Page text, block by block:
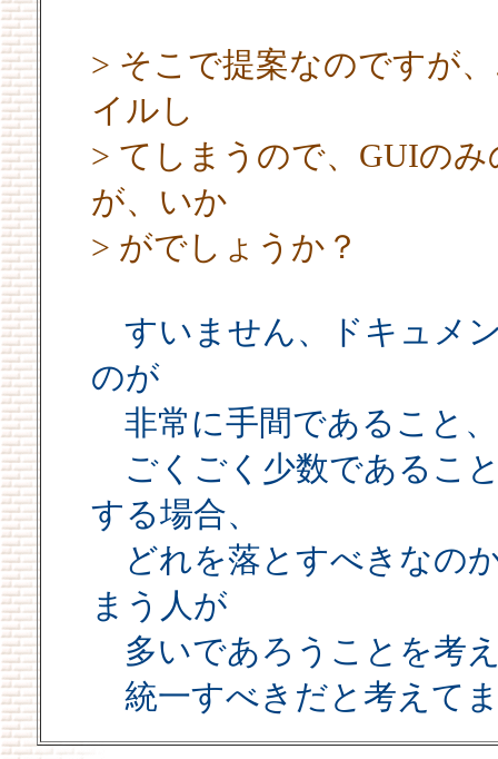
> そこで提案なのですが
イルし
> てしまうので、GUIの
が、いか
> がでしょうか？
すいません、ドキュメ
のが
非常に手間であること
ごくごく少数であるこ
する場合、
どれを落とすべきなの
まう人が
多いであろうことを考
統一すべきだと考えて